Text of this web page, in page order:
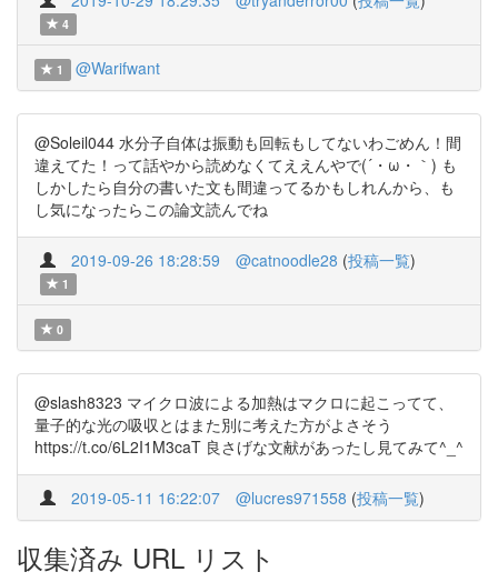
4
1 @Warifwant
@Soleil044 水分子自体は振動も回転もしてないわごめん！間
違えてた！って話やから読めなくてええんやで(´・ω・｀) も
しかしたら自分の書いた文も間違ってるかもしれんから、も
し気になったらこの論文読んでね
2019-09-26 18:28:59 @catnoodle28 (投稿一覧)
1
0
@slash8323 マイクロ波による加熱はマクロに起こってて、
量子的な光の吸収とはまた別に考えた方がよさそう
https://t.co/6L2I1M3caT 良さげな文献があったし見てみて^_^
2019-05-11 16:22:07 @lucres971558 (投稿一覧)
収集済み URL リスト